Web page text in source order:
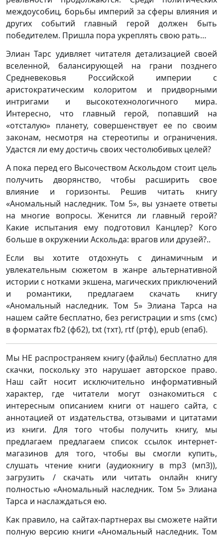
междоусобиц, борьбы империй за сферы влияния и
других событий главный герой должен быть
победителем. Пришла пора укреплять свою рать…
Элиан Тарс удивляет читателя детализацией своей
вселенной, балансирующей на грани позднего
Средневековья Российской империи с
аристократическим колоритом и придворными
интригами и высокотехнологичного мира.
Интересно, что главный герой, попавший на
«отсталую» планету, совершенствует ее по своим
законам, несмотря на стереотипы и ограничения.
Удастся ли ему достичь своих честолюбивых целей?
А пока перед его Высочеством Аскольдом стоит цель
получить дворянство, чтобы расширить свое
влияние и горизонты. Решив читать книгу
«Аномальный наследник. Том 5», вы узнаете ответы
на многие вопросы. Женится ли главный герой?
Какие испытания ему подготовил Канцлер? Кого
больше в окружении Аскольда: врагов или друзей?..
Если вы хотите отдохнуть с динамичным и
увлекательным сюжетом в жанре альтернативной
истории с нотками экшена, магических приключений
и романтики, предлагаем скачать книгу
«Аномальный наследник. Том 5» Элиана Тарса на
нашем сайте бесплатно, без регистрации и sms (смс)
в форматах fb2 (фб2), txt (тхт), rtf (ртф), epub (епаб).
Мы НЕ распространяем книгу (файлы) бесплатно для
скачки, поскольку это нарушает авторское право.
Наш сайт носит исключительно информативный
характер, где читатели могут ознакомиться с
интересным описанием книги от нашего сайта, с
аннотацией от издательства, отзывами и цитатами
из книги. Для того чтобы получить книгу, мы
предлагаем предлагаем список ссылок интернет-
магазинов для того, чтобы вы смогли купить,
слушать чтение книги (аудиокнигу в mp3 (мп3)),
загрузить / скачать или читать онлайн книгу
полностью «Аномальный наследник. Том 5» Элиана
Тарса и наслаждаться ею.
Как правило, на сайтах-партнерах вы сможете найти
полную версию книги «Аномальный наследник. Том